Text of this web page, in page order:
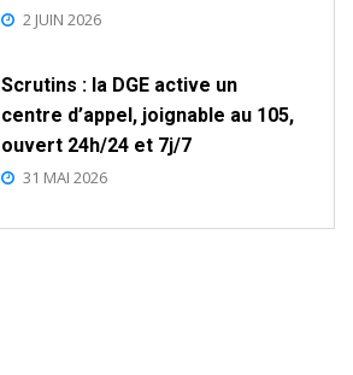
2 JUIN 2026
Scrutins : la DGE active un
centre d’appel, joignable au 105,
ouvert 24h/24 et 7j/7
31 MAI 2026